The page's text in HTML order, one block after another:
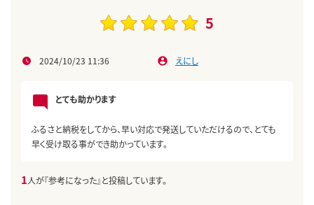
5
2024/10/23 11:36 えにし
とても助かります
ふるさと納税をしてから、早い対応で発送していただけるので、とても
早く受け取る事ができ助かっています。
1人が『参考になった』と投稿しています。